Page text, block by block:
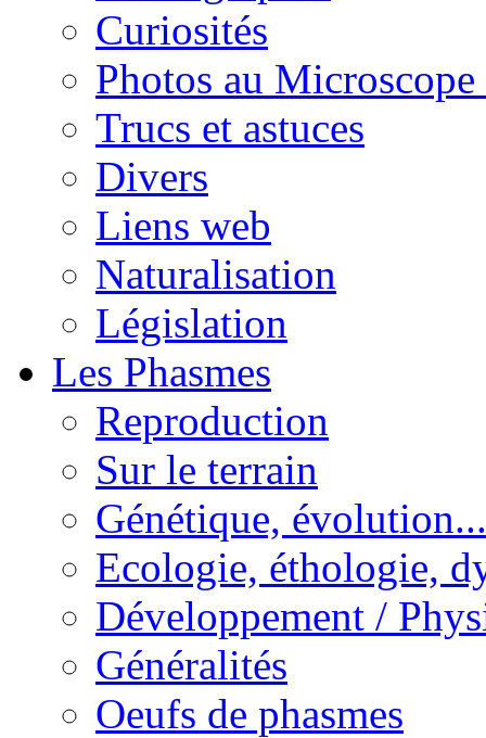
Curiosités
Photos au
Trucs et astuces
Divers
Liens web
Naturalisation
Législation
Les Phasmes
Reproduction
Sur le terrain
Génétique, évolution...
Ecologie, éthologie,
Développement /
Généralités
Oeufs de phasmes